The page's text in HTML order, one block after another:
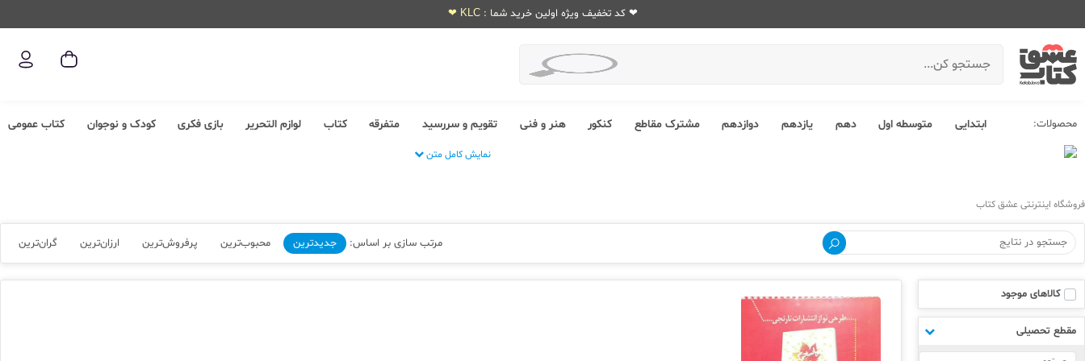
❤ کد تخفیف ویژه اولین خرید شما : KLC ❤
محصولات: ابتدایی متوسطه اول دهم یازدهم دوازدهم مشترک مقاطع کنکور هنر و فنی تقویم و سررسید متفرقه کتاب لوازم التحریر بازی فکری کودک و نوجوان کتاب عمومی
نمایش کامل متن
فروشگاه اینترنتی عشق کتاب
مرتب سازی بر اساس: جدیدترین محبوب‌ترین پرفروش‌ترین ارزان‌ترین گران‌ترین
کالاهای موجود
مقطع تحصیلی